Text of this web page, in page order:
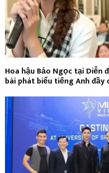
Hoa hậu Bảo Ngọc tại Diễn
bài phát biểu tiếng Anh đầy